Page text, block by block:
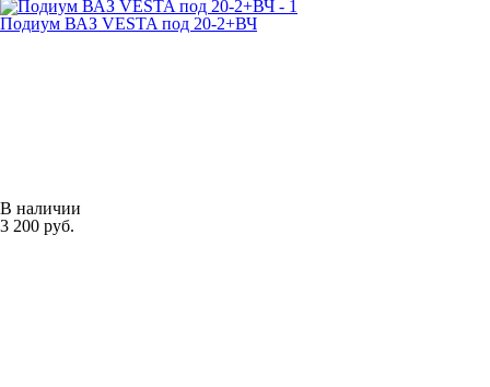
Подиум ВАЗ VESTA под 20-2+ВЧ
В наличии
3 200 руб.